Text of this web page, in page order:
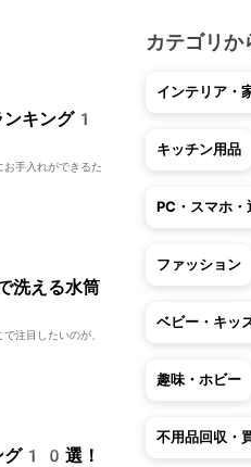
ンキング1
手入れができるた
洗える水筒
注目したいのが、
グ10選！
カテゴリか
インテリア・
キッチン用品
PC・スマホ・
ファッション
ベビー・キッ
趣味・ホビー
不用品回収・